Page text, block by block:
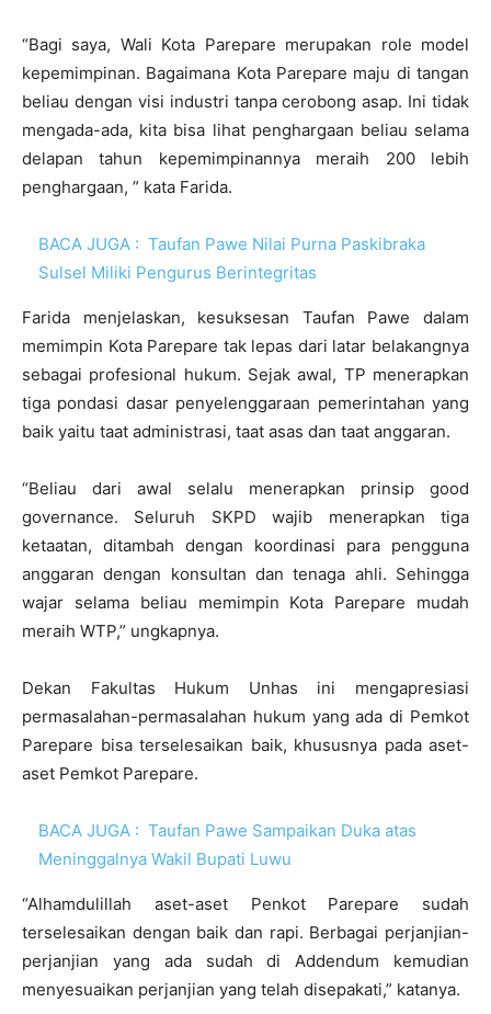
“Bagi saya, Wali Kota Parepare merupakan role model
kepemimpinan. Bagaimana Kota Parepare maju di tangan
beliau dengan visi industri tanpa cerobong asap. Ini tidak
mengada-ada, kita bisa lihat penghargaan beliau selama
delapan tahun kepemimpinannya meraih 200 lebih
penghargaan, ” kata Farida.
BACA JUGA : Taufan Pawe Nilai Purna Paskibraka
Sulsel Miliki Pengurus Berintegritas
Farida menjelaskan, kesuksesan Taufan Pawe dalam
memimpin Kota Parepare tak lepas dari latar belakangnya
sebagai profesional hukum. Sejak awal, TP menerapkan
tiga pondasi dasar penyelenggaraan pemerintahan yang
baik yaitu taat administrasi, taat asas dan taat anggaran.
“Beliau dari awal selalu menerapkan prinsip good
governance. Seluruh SKPD wajib menerapkan tiga
ketaatan, ditambah dengan koordinasi para pengguna
anggaran dengan konsultan dan tenaga ahli. Sehingga
wajar selama beliau memimpin Kota Parepare mudah
meraih WTP,” ungkapnya.
Dekan Fakultas Hukum Unhas ini mengapresiasi
permasalahan-permasalahan hukum yang ada di Pemkot
Parepare bisa terselesaikan baik, khususnya pada aset-
aset Pemkot Parepare.
BACA JUGA : Taufan Pawe Sampaikan Duka atas
Meninggalnya Wakil Bupati Luwu
“Alhamdulillah aset-aset Penkot Parepare sudah
terselesaikan dengan baik dan rapi. Berbagai perjanjian-
perjanjian yang ada sudah di Addendum kemudian
menyesuaikan perjanjian yang telah disepakati,” katanya.